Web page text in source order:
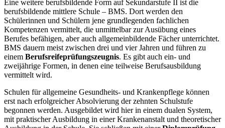
Eine weitere berufsbildende Form auf Sekundarstufe II ist die
berufsbildende mittlere Schule – BMS. Dort werden den
Schülerinnen und Schülern jene grundlegenden fachlichen
Kompetenzen vermittelt, die unmittelbar zur Ausübung eines
Berufes befähigen, aber auch allgemeinbildende Fächer unterrichtet.
BMS dauern meist zwischen drei und vier Jahren und führen zu
einem Berufsreifeprüfungszeugnis. Es gibt auch ein- und
zweijährige Formen, in denen eine teilweise Berufsausbildung
vermittelt wird.
Schulen für allgemeine Gesundheits- und Krankenpflege können
erst nach erfolgreicher Absolvierung der zehnten Schulstufe
begonnen werden. Ausgebildet wird hier in einem dualen System,
mit praktischer Ausbildung in einer Krankenanstalt und theoretischer